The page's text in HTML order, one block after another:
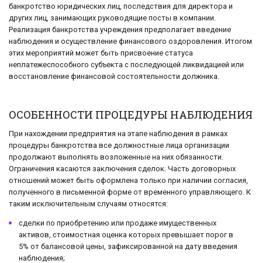
банкротство юридических лиц, последствия для директора и
других лиц, занимающих руководящие посты в компании.
Реализация банкротства учреждения предполагает введение
наблюдения и осуществление финансового оздоровления. Итогом
этих мероприятий может быть присвоение статуса
неплатежеспособного субъекта с последующей ликвидацией или
восстановление финансовой состоятельности должника.
ОСОБЕННОСТИ ПРОЦЕДУРЫ НАБЛЮДЕНИЯ
При нахождении предприятия на этапе наблюдения в рамках
процедуры банкротства все должностные лица организации
продолжают выполнять возложенные на них обязанности.
Ограничения касаются заключения сделок. Часть договорных
отношений может быть оформлена только при наличии согласия,
полученного в письменной форме от временного управляющего. К
таким исключительным случаям относятся:
сделки по приобретению или продаже имущественных
активов, стоимостная оценка которых превышает порог в
5% от балансовой цены, зафиксированной на дату введения
наблюдения;